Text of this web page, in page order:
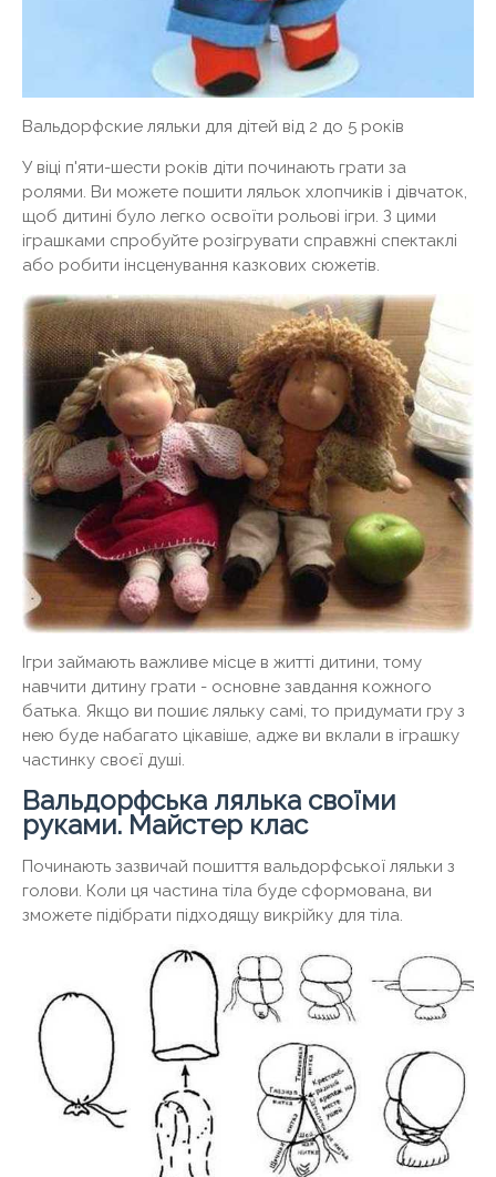
Вальдорфские ляльки для дітей від 2 до 5 років
У віці п'яти-шести років діти починають грати за
ролями. Ви можете пошити ляльок хлопчиків і дівчаток,
щоб дитині було легко освоїти рольові ігри. З цими
іграшками спробуйте розігрувати справжні спектаклі
або робити інсценування казкових сюжетів.
Ігри займають важливе місце в житті дитини, тому
навчити дитину грати - основне завдання кожного
батька. Якщо ви пошиє ляльку самі, то придумати гру з
нею буде набагато цікавіше, адже ви вклали в іграшку
частинку своєї душі.
Вальдорфська лялька своїми
руками. Майстер клас
Починають зазвичай пошиття вальдорфської ляльки з
голови. Коли ця частина тіла буде сформована, ви
зможете підібрати підходящу викрійку для тіла.